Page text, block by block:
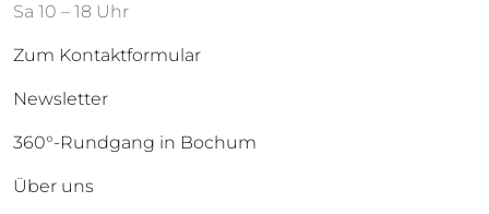
Sa 10 – 18 Uhr
Zum Kontaktformular
Newsletter
360°-Rundgang in Bochum
Über uns